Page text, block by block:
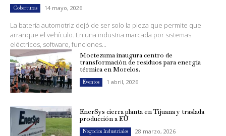
Coberturas 14 mayo, 2026
La batería automotriz dejó de ser solo la pieza que permite que
arranque el vehículo. En una industria marcada por sistemas
eléctricos, software, funciones...
Moctezuma inaugura centro de
transformación de residuos para energía
térmica en Morelos.
Eventos 1 abril, 2026
EnerSys cierra planta en Tijuana y traslada
producción a EU
Negocios Industriales 28 marzo, 2026